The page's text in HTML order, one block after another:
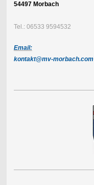
54497 Morbach
Tel.: 06533 9594532
Email:
kontakt@mv-morbach.com